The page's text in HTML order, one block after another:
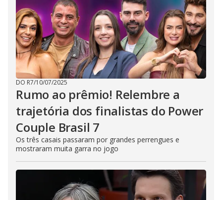
DO R7/10/07/2025
Rumo ao prêmio! Relembre a
trajetória dos finalistas do Power
Couple Brasil 7
Os três casais passaram por grandes perrengues e
mostraram muita garra no jogo